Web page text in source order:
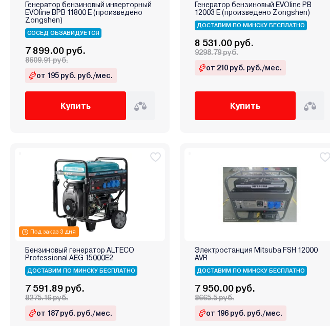
Генератор бензиновый инверторный
EVOline BPB 11800 E (произведено
Zongshen)
СОСЕД ОБЗАВИДУЕТСЯ
7 899.00 руб.
8609.91 руб.
от 195 руб. руб./мес.
Купить
Генератор бензиновый EVOline PB
12003 E (произведено Zongshen)
ДОСТАВИМ ПО МИНСКУ БЕСПЛАТНО
8 531.00 руб.
9298.79 руб.
от 210 руб. руб./мес.
Купить
Под заказ 3 дня
Бензиновый генератор ALTECO
Professional AEG 15000E2
ДОСТАВИМ ПО МИНСКУ БЕСПЛАТНО
7 591.89 руб.
8275.16 руб.
от 187 руб. руб./мес.
Электростанция Mitsuba FSH 12000
AVR
ДОСТАВИМ ПО МИНСКУ БЕСПЛАТНО
7 950.00 руб.
8665.5 руб.
от 196 руб. руб./мес.